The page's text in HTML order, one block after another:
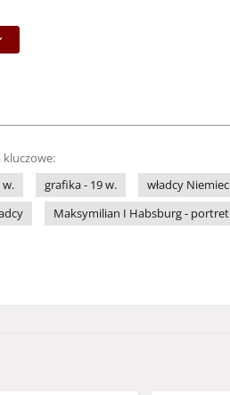
kluczowe:
w.
grafika - 19 w. władcy Niemiec
Maksymilian I Habsburg - portret